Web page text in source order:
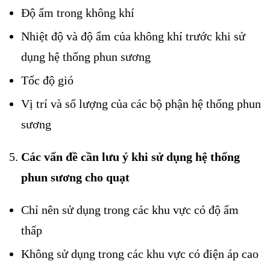
Độ ẩm trong không khí
Nhiệt độ và độ ẩm của không khí trước khi sử
dụng hệ thống phun sương
Tốc độ gió
Vị trí và số lượng của các bộ phận hệ thống phun
sương
Các vấn đề cần lưu ý khi sử dụng hệ thống
phun sương cho quạt
Chỉ nên sử dụng trong các khu vực có độ ẩm
thấp
Không sử dụng trong các khu vực có điện áp cao